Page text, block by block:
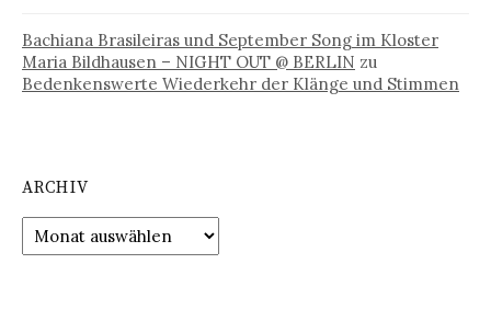
Bachiana Brasileiras und September Song im Kloster
Maria Bildhausen – NIGHT OUT @ BERLIN zu
Bedenkenswerte Wiederkehr der Klänge und Stimmen
ARCHIV
Archiv